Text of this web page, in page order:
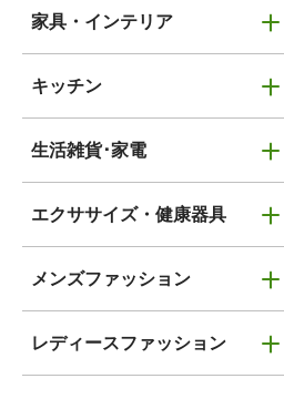
家具・インテリア
キッチン
生活雑貨･家電
エクササイズ・健康器具
メンズファッション
レディースファッション